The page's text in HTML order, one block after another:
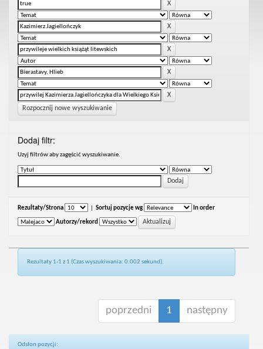
Rozpocznij nowe wyszukiwanie
Dodaj filtr:
Uzyj filtrów aby zagęścić wyszukiwanie.
Rezultaty/Strona Sortuj pozycje wg In order
Autorzy/rekord
Rezultaty 1-1 z 1 (Czas wyszukiwania: 0.002 sekund).
poprzedni 1 następny
Odsłon pozycji: